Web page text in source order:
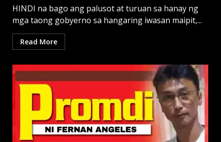
HINDI na bago ang palusot at turuan sa hanay ng
mga taong gobyerno sa hangaring iwasan maipit,...
Read More